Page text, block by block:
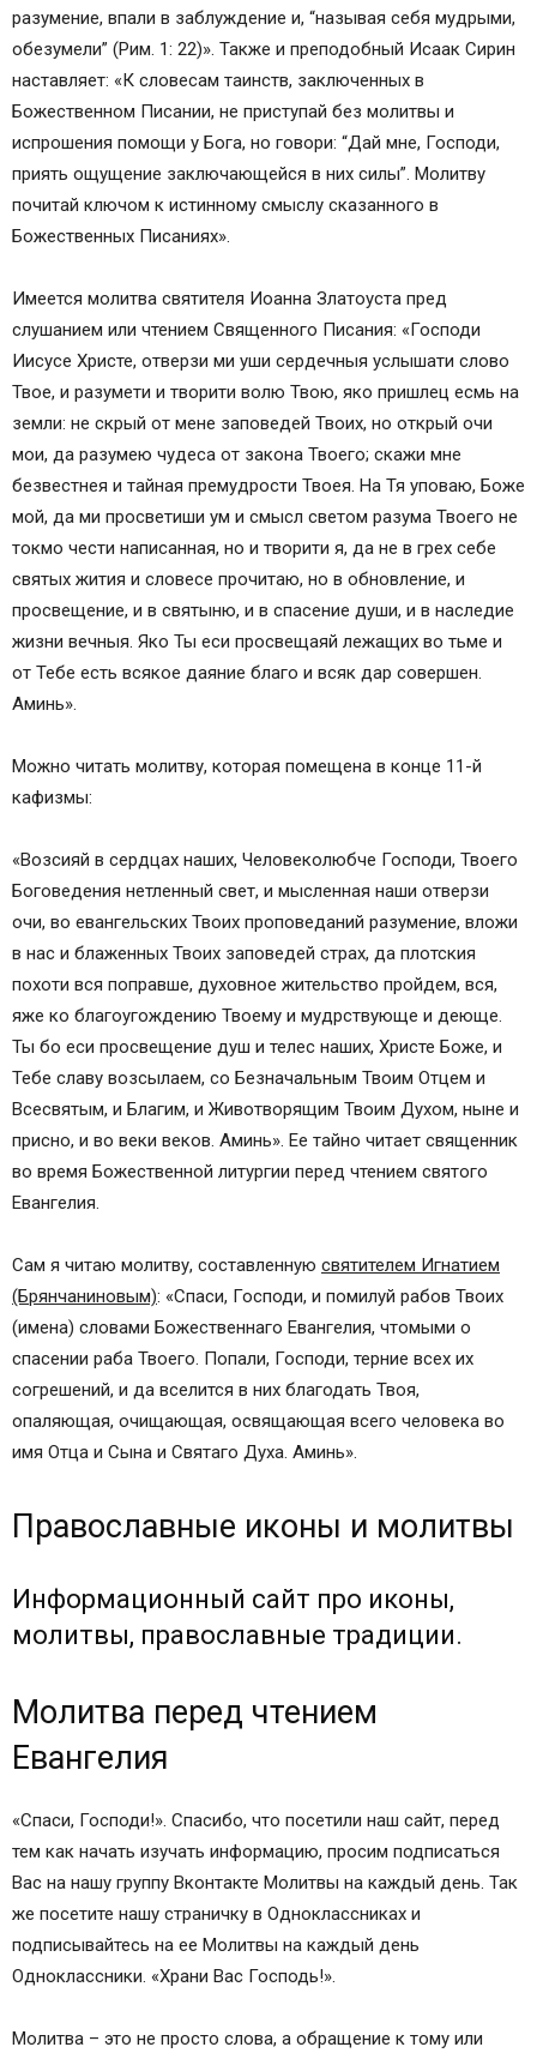
разумение, впали в заблуждение и, “называя себя мудрыми,
обезумели” (Рим. 1: 22)». Также и преподобный Исаак Сирин
наставляет: «К словесам таинств, заключенных в
Божественном Писании, не приступай без молитвы и
испрошения помощи у Бога, но говори: “Дай мне, Господи,
приять ощущение заключающейся в них силы”. Молитву
почитай ключом к истинному смыслу сказанного в
Божественных Писаниях».
Имеется молитва святителя Иоанна Златоуста пред
слушанием или чтением Священного Писания: «Господи
Иисусе Христе, отверзи ми уши сердечныя услышати слово
Твое, и разумети и творити волю Твою, яко пришлец есмь на
земли: не скрый от мене заповедей Твоих, но открый очи
мои, да разумею чудеса от закона Твоего; скажи мне
безвестнея и тайная премудрости Твоея. На Тя уповаю, Боже
мой, да ми просветиши ум и смысл светом разума Твоего не
токмо чести написанная, но и творити я, да не в грех себе
святых жития и словесе прочитаю, но в обновление, и
просвещение, и в святыню, и в спасение души, и в наследие
жизни вечныя. Яко Ты еси просвещаяй лежащих во тьме и
от Тебе есть всякое даяние благо и всяк дар совершен.
Аминь».
Можно читать молитву, которая помещена в конце 11-й
кафизмы:
«Возсияй в сердцах наших, Человеколюбче Господи, Твоего
Боговедения нетленный свет, и мысленная наши отверзи
очи, во евангельских Твоих проповеданий разумение, вложи
в нас и блаженных Твоих заповедей страх, да плотския
похоти вся поправше, духовное жительство пройдем, вся,
яже ко благоугождению Твоему и мудрствующе и деюще.
Ты бо еси просвещение душ и телес наших, Христе Боже, и
Тебе славу возсылаем, со Безначальным Твоим Отцем и
Всесвятым, и Благим, и Животворящим Твоим Духом, ныне и
присно, и во веки веков. Аминь». Ее тайно читает священник
во время Божественной литургии перед чтением святого
Евангелия.
Сам я читаю молитву, составленную святителем Игнатием
(Брянчаниновым): «Спаси, Господи, и помилуй рабов Твоих
(имена) словами Божественнаго Евангелия, чтомыми о
спасении раба Твоего. Попали, Господи, терние всех их
согрешений, и да вселится в них благодать Твоя,
опаляющая, очищающая, освящающая всего человека во
имя Отца и Сына и Святаго Духа. Аминь».
Православные иконы и молитвы
Информационный сайт про иконы,
молитвы, православные традиции.
Молитва перед чтением
Евангелия
«Спаси, Господи!». Спасибо, что посетили наш сайт, перед
тем как начать изучать информацию, просим подписаться
Вас на нашу группу Вконтакте Молитвы на каждый день. Так
же посетите нашу страничку в Одноклассниках и
подписывайтесь на ее Молитвы на каждый день
Одноклассники. «Храни Вас Господь!».
Молитва – это не просто слова, а обращение к тому или